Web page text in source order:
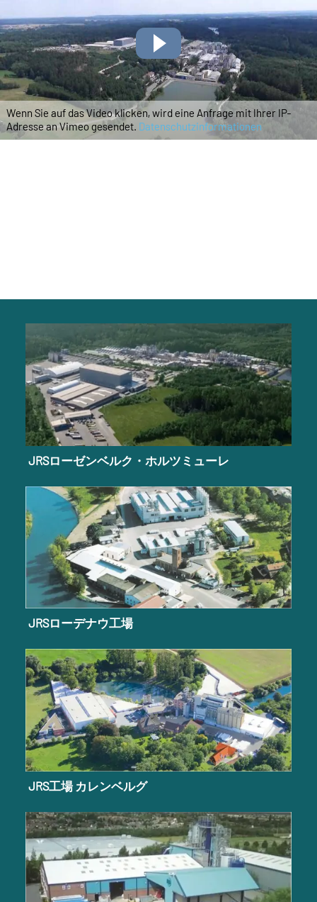
Wenn Sie auf das Video klicken, wird eine Anfrage mit Ihrer IP-
Adresse an Vimeo gesendet. Datenschutzinformationen
JRSローゼンベルク・ホルツミューレ
JRSローデナウ工場
JRS工場 カレンベルグ